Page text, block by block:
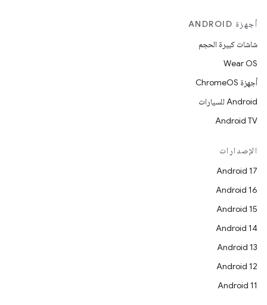
أجهزة ANDROID
شاشات كبيرة الحجم
Wear OS
أجهزة ChromeOS
Android للسيارات
Android TV
الإصدارات
Android 17
Android 16
Android 15
Android 14
Android 13
Android 12
Android 11